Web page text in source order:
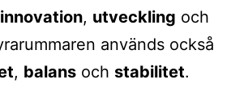
innovation, utveckling och
används också
, balans och stabilitet.